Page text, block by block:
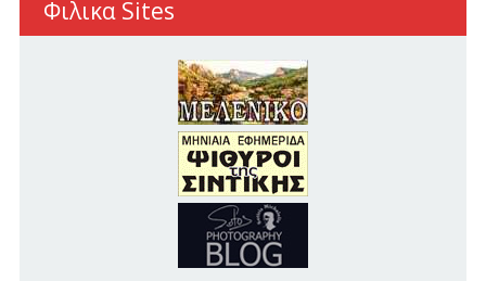
Φιλικα Sites